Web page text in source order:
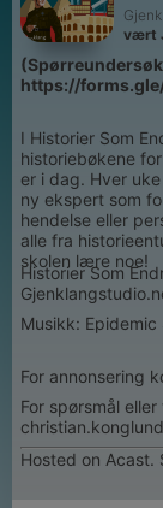
vært
https://forms.gle/
I Historier Som
historiebøkene
er i dag. Hver
ny ekspert som
hendelse eller
alle fra
skolen lære noe!
Historier Som
Musikk:
For annonsering
For spørsmål
Hosted on Acast.